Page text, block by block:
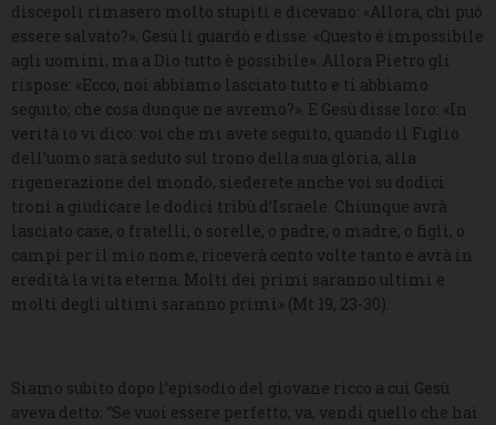
discepoli rimasero molto stupiti e dicevano: «Allora, chi può
essere salvato?». Gesù li guardò e disse: «Questo è impossibile
agli uomini, ma a Dio tutto è possibile». Allora Pietro gli
rispose: «Ecco, noi abbiamo lasciato tutto e ti abbiamo
seguito; che cosa dunque ne avremo?». E Gesù disse loro: «In
verità io vi dico: voi che mi avete seguito, quando il Figlio
dell’uomo sarà seduto sul trono della sua gloria, alla
rigenerazione del mondo, siederete anche voi su dodici
troni a giudicare le dodici tribù d’Israele. Chiunque avrà
lasciato case, o fratelli, o sorelle, o padre, o madre, o figli, o
campi per il mio nome, riceverà cento volte tanto e avrà in
eredità la vita eterna. Molti dei primi saranno ultimi e
molti degli ultimi saranno primi» (Mt 19, 23-30).
Siamo subito dopo l’episodio del giovane ricco a cui Gesù
aveva detto: “Se vuoi essere perfetto, va, vendi quello che hai